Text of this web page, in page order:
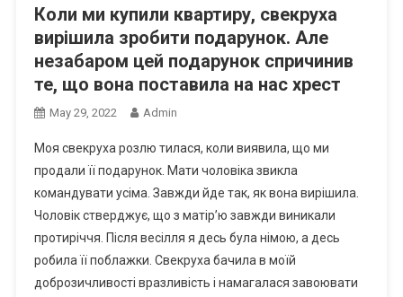
Коли ми купили квартиру, свекруха
вирішила зробити подарунок. Але
незабаром цей подарунок спричинив
те, що вона поставила на нас хрест
May 29, 2022 Admin
Моя свекруха розлю тилася, коли виявила, що ми
продали її подарунок. Мати чоловіка звикла
командувати усіма. Завжди йде так, як вона вирішила.
Чоловік стверджує, що з матір’ю завжди виникали
протиріччя. Після весілля я десь була німою, а десь
робила її поблажки. Свекруха бачила в моїй
доброзичливості вразливість і намагалася завоювати